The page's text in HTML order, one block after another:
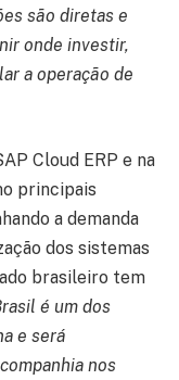
são diretas e
onde investir,
a operação de
Cloud ERP e na
principais
a demanda
dos sistemas
brasileiro tem
é um dos
e será
nos